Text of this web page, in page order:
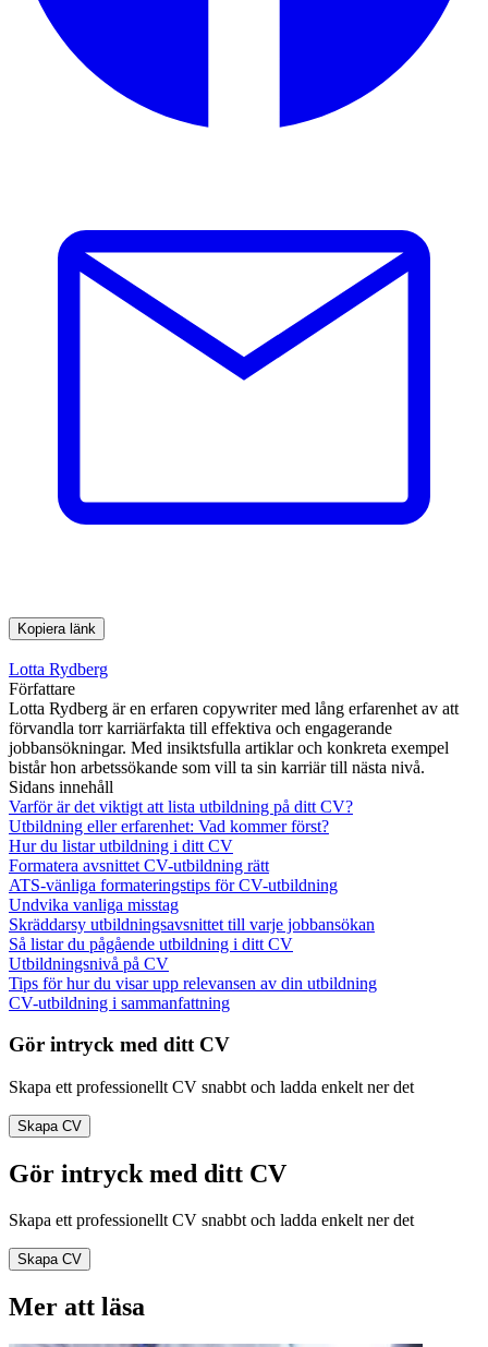
Kopiera länk
Lotta Rydberg
Författare
Lotta Rydberg är en erfaren copywriter med lång erfarenhet av att
förvandla torr karriärfakta till effektiva och engagerande
jobbansökningar. Med insiktsfulla artiklar och konkreta exempel
bistår hon arbetssökande som vill ta sin karriär till nästa nivå.
Sidans innehåll
Varför är det viktigt att lista utbildning på ditt CV?
Utbildning eller erfarenhet: Vad kommer först?
Hur du listar utbildning i ditt CV
Formatera avsnittet CV-utbildning rätt
ATS-vänliga formateringstips för CV-utbildning
Undvika vanliga misstag
Skräddarsy utbildningsavsnittet till varje jobbansökan
Så listar du pågående utbildning i ditt CV
Utbildningsnivå på CV
Tips för hur du visar upp relevansen av din utbildning
CV-utbildning i sammanfattning
Gör intryck med ditt CV
Skapa ett professionellt CV snabbt och ladda enkelt ner det
Skapa CV
Gör intryck med ditt CV
Skapa ett professionellt CV snabbt och ladda enkelt ner det
Skapa CV
Mer att läsa